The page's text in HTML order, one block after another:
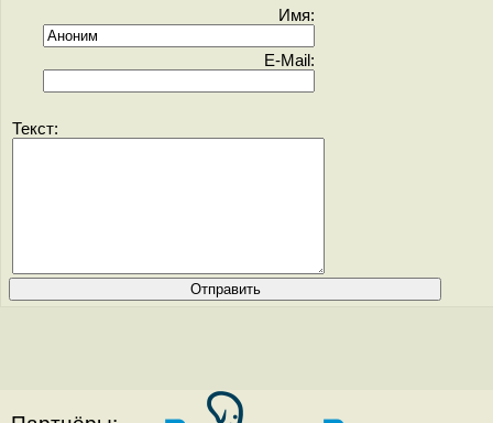
Имя:
E-Mail:
Текст: